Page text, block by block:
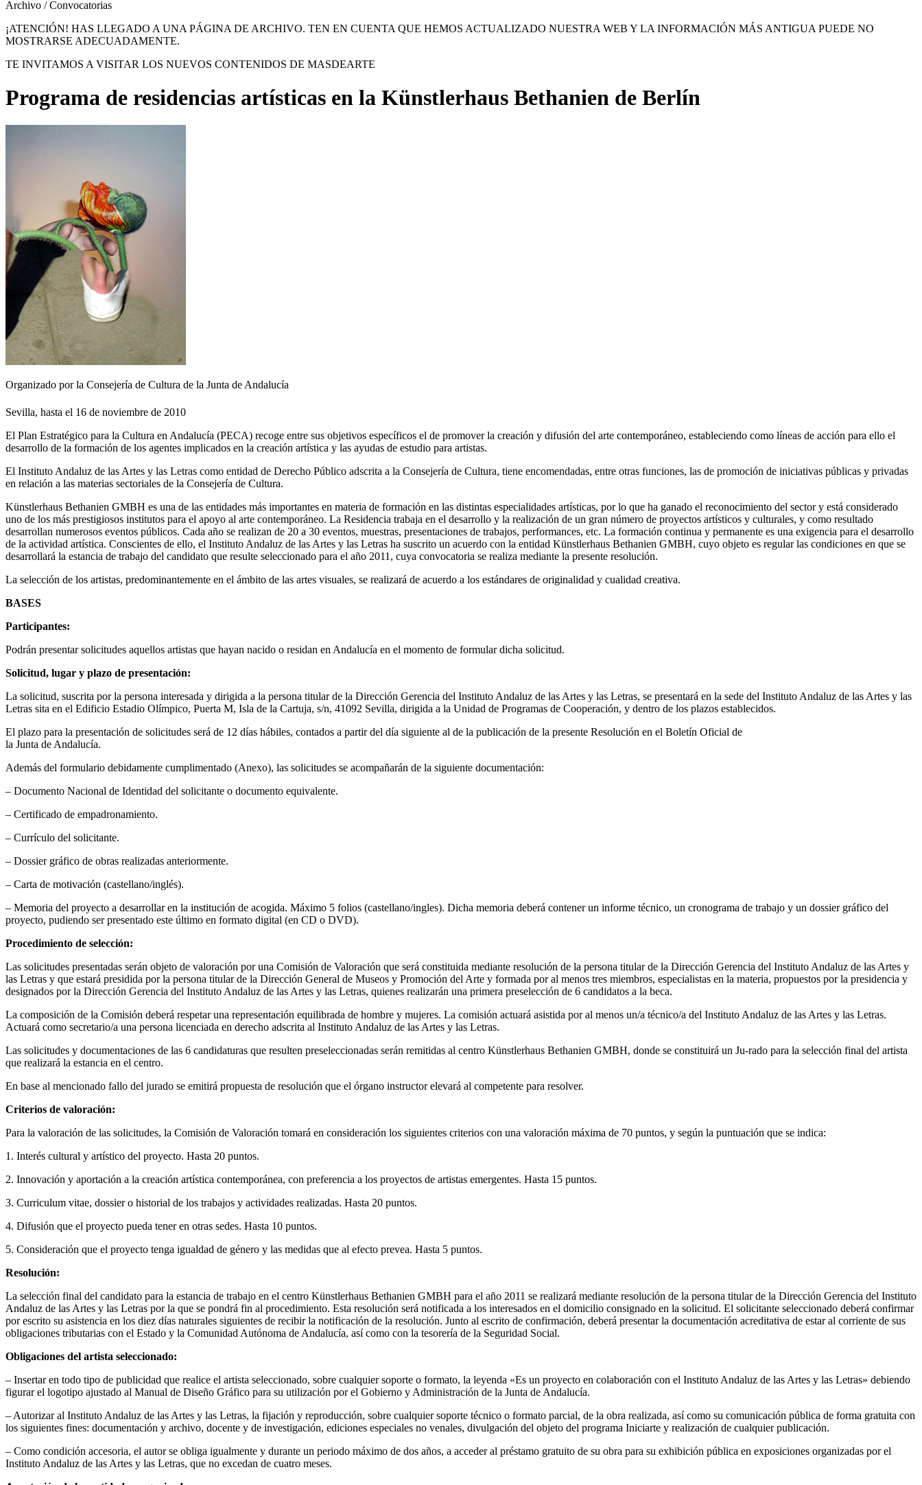
Archivo / Convocatorias
¡ATENCIÓN! HAS LLEGADO A UNA PÁGINA DE ARCHIVO. TEN EN CUENTA QUE HEMOS ACTUALIZADO NUESTRA WEB Y LA INFORMACIÓN MÁS ANTIGUA PUEDE NO
MOSTRARSE ADECUADAMENTE.
TE INVITAMOS A VISITAR LOS NUEVOS CONTENIDOS DE MASDEARTE
Programa de residencias artísticas en la Künstlerhaus Bethanien de Berlín
Organizado por la Consejería de Cultura de la Junta de Andalucía
Sevilla, hasta el 16 de noviembre de 2010
El Plan Estratégico para la Cultura en Andalucía (PECA) recoge entre sus objetivos específicos el de promover la creación y difusión del arte contemporáneo, estableciendo como líneas de acción para ello el
desarrollo de la formación de los agentes implicados en la creación artística y las ayudas de estudio para artistas.
El Instituto Andaluz de las Artes y las Letras como entidad de Derecho Público adscrita a la Consejería de Cultura, tiene encomendadas, entre otras funciones, las de promoción de iniciativas públicas y privadas
en relación a las materias sectoriales de la Consejería de Cultura.
Künstlerhaus Bethanien GMBH es una de las entidades más importantes en materia de formación en las distintas especialidades artísticas, por lo que ha ganado el reconocimiento del sector y está considerado
uno de los más prestigiosos institutos para el apoyo al arte contemporáneo. La Residencia trabaja en el desarrollo y la realización de un gran número de proyectos artísticos y culturales, y como resultado
desarrollan numerosos eventos públicos. Cada año se realizan de 20 a 30 eventos, muestras, presentaciones de trabajos, performances, etc. La formación continua y permanente es una exigencia para el desarrollo
de la actividad artística. Conscientes de ello, el Instituto Andaluz de las Artes y las Letras ha suscrito un acuerdo con la entidad Künstlerhaus Bethanien GMBH, cuyo objeto es regular las condiciones en que se
desarrollará la estancia de trabajo del candidato que resulte seleccionado para el año 2011, cuya convocatoria se realiza mediante la presente resolución.
La selección de los artistas, predominantemente en el ámbito de las artes visuales, se realizará de acuerdo a los estándares de originalidad y cualidad creativa.
BASES
Participantes:
Podrán presentar solicitudes aquellos artistas que hayan nacido o residan en Andalucía en el momento de formular dicha solicitud.
Solicitud, lugar y plazo de presentación:
La solicitud, suscrita por la persona interesada y dirigida a la persona titular de la Dirección Gerencia del Instituto Andaluz de las Artes y las Letras, se presentará en la sede del Instituto Andaluz de las Artes y las
Letras sita en el Edificio Estadio Olímpico, Puerta M, Isla de la Cartuja, s/n, 41092 Sevilla, dirigida a la Unidad de Programas de Cooperación, y dentro de los plazos establecidos.
El plazo para la presentación de solicitudes será de 12 días hábiles, contados a partir del día siguiente al de la publicación de la presente Resolución en el Boletín Oficial de
la Junta de Andalucía.
Además del formulario debidamente cumplimentado (Anexo), las solicitudes se acompañarán de la siguiente documentación:
– Documento Nacional de Identidad del solicitante o documento equivalente.
– Certificado de empadronamiento.
– Currículo del solicitante.
– Dossier gráfico de obras realizadas anteriormente.
– Carta de motivación (castellano/inglés).
– Memoria del proyecto a desarrollar en la institución de acogida. Máximo 5 folios (castellano/ingles). Dicha memoria deberá contener un informe técnico, un cronograma de trabajo y un dossier gráfico del
proyecto, pudiendo ser presentado este último en formato digital (en CD o DVD).
Procedimiento de selección:
Las solicitudes presentadas serán objeto de valoración por una Comisión de Valoración que será constituida mediante resolución de la persona titular de la Dirección Gerencia del Instituto Andaluz de las Artes y
las Letras y que estará presidida por la persona titular de la Dirección General de Museos y Promoción del Arte y formada por al menos tres miembros, especialistas en la materia, propuestos por la presidencia y
designados por la Dirección Gerencia del Instituto Andaluz de las Artes y las Letras, quienes realizarán una primera preselección de 6 candidatos a la beca.
La composición de la Comisión deberá respetar una representación equilibrada de hombre y mujeres. La comisión actuará asistida por al menos un/a técnico/a del Instituto Andaluz de las Artes y las Letras.
Actuará como secretario/a una persona licenciada en derecho adscrita al Instituto Andaluz de las Artes y las Letras.
Las solicitudes y documentaciones de las 6 candidaturas que resulten preseleccionadas serán remitidas al centro Künstlerhaus Bethanien GMBH, donde se constituirá un Ju-rado para la selección final del artista
que realizará la estancia en el centro.
En base al mencionado fallo del jurado se emitirá propuesta de resolución que el órgano instructor elevará al competente para resolver.
Criterios de valoración:
Para la valoración de las solicitudes, la Comisión de Valoración tomará en consideración los siguientes criterios con una valoración máxima de 70 puntos, y según la puntuación que se indica:
1. Interés cultural y artístico del proyecto. Hasta 20 puntos.
2. Innovación y aportación a la creación artística contemporánea, con preferencia a los proyectos de artistas emergentes. Hasta 15 puntos.
3. Curriculum vitae, dossier o historial de los trabajos y actividades realizadas. Hasta 20 puntos.
4. Difusión que el proyecto pueda tener en otras sedes. Hasta 10 puntos.
5. Consideración que el proyecto tenga igualdad de género y las medidas que al efecto prevea. Hasta 5 puntos.
Resolución:
La selección final del candidato para la estancia de trabajo en el centro Künstlerhaus Bethanien GMBH para el año 2011 se realizará mediante resolución de la persona titular de la Dirección Gerencia del Instituto
Andaluz de las Artes y las Letras por la que se pondrá fin al procedimiento. Esta resolución será notificada a los interesados en el domicilio consignado en la solicitud. El solicitante seleccionado deberá confirmar
por escrito su asistencia en los diez días naturales siguientes de recibir la notificación de la resolución. Junto al escrito de confirmación, deberá presentar la documentación acreditativa de estar al corriente de sus
obligaciones tributarias con el Estado y la Comunidad Autónoma de Andalucía, así como con la tesorería de la Seguridad Social.
Obligaciones del artista seleccionado:
– Insertar en todo tipo de publicidad que realice el artista seleccionado, sobre cualquier soporte o formato, la leyenda «Es un proyecto en colaboración con el Instituto Andaluz de las Artes y las Letras» debiendo
figurar el logotipo ajustado al Manual de Diseño Gráfico para su utilización por el Gobierno y Administración de la Junta de Andalucía.
– Autorizar al Instituto Andaluz de las Artes y las Letras, la fijación y reproducción, sobre cualquier soporte técnico o formato parcial, de la obra realizada, así como su comunicación pública de forma gratuita con
los siguientes fines: documentación y archivo, docente y de investigación, ediciones especiales no venales, divulgación del objeto del programa Iniciarte y realización de cualquier publicación.
– Como condición accesoria, el autor se obliga igualmente y durante un periodo máximo de dos años, a acceder al préstamo gratuito de su obra para su exhibición pública en exposiciones organizadas por el
Instituto Andaluz de las Artes y las Letras, que no excedan de cuatro meses.